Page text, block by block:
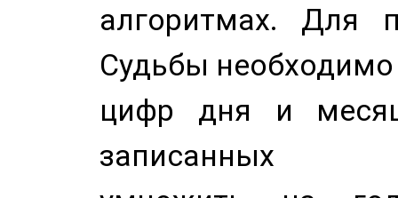
алгоритмах. Для
Судьбы
цифр дня и
записанных